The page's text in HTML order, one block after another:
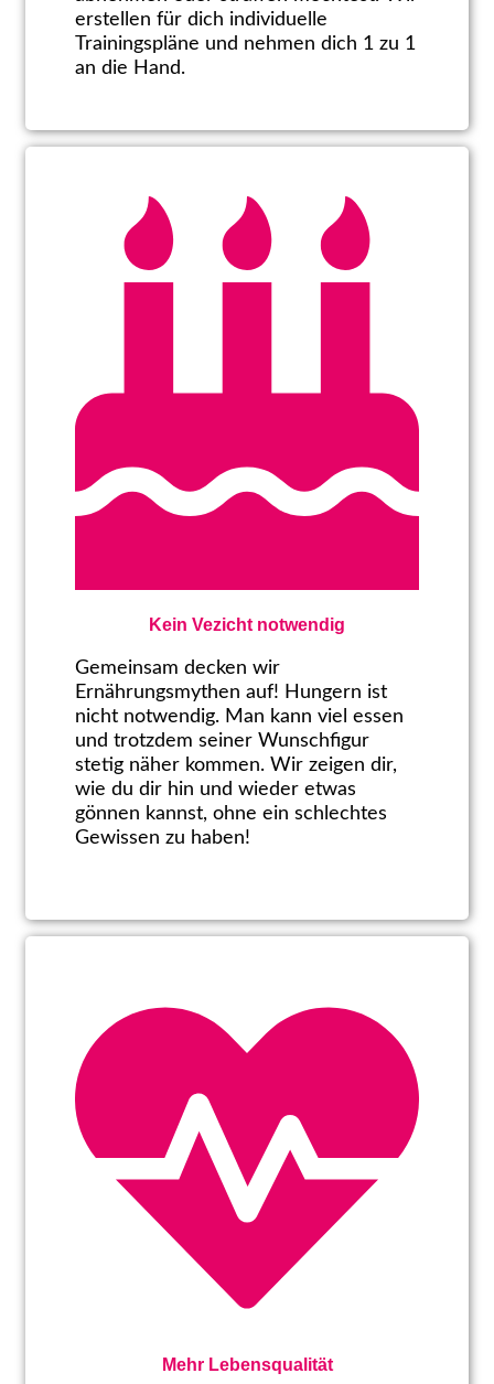
erstellen für dich individuelle
Trainingspläne und nehmen dich 1 zu 1
an die Hand.
Kein Vezicht notwendig
Gemeinsam decken wir
Ernährungsmythen auf! Hungern ist
nicht notwendig. Man kann viel essen
und trotzdem seiner Wunschfigur
stetig näher kommen. Wir zeigen dir,
wie du dir hin und wieder etwas
gönnen kannst, ohne ein schlechtes
Gewissen zu haben!
Mehr Lebensqualität